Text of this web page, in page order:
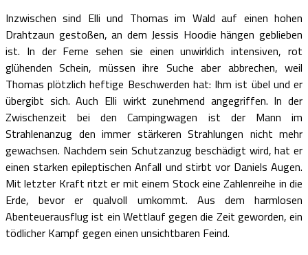
Inzwischen sind Elli und Thomas im Wald auf einen hohen
Drahtzaun gestoßen, an dem Jessis Hoodie hängen geblieben
ist. In der Ferne sehen sie einen unwirklich intensiven, rot
glühenden Schein, müssen ihre Suche aber abbrechen, weil
Thomas plötzlich heftige Beschwerden hat: Ihm ist übel und er
übergibt sich. Auch Elli wirkt zunehmend angegriffen. In der
Zwischenzeit bei den Campingwagen ist der Mann im
Strahlenanzug den immer stärkeren Strahlungen nicht mehr
gewachsen. Nachdem sein Schutzanzug beschädigt wird, hat er
einen starken epileptischen Anfall und stirbt vor Daniels Augen.
Mit letzter Kraft ritzt er mit einem Stock eine Zahlenreihe in die
Erde, bevor er qualvoll umkommt. Aus dem harmlosen
Abenteuerausflug ist ein Wettlauf gegen die Zeit geworden, ein
tödlicher Kampf gegen einen unsichtbaren Feind.